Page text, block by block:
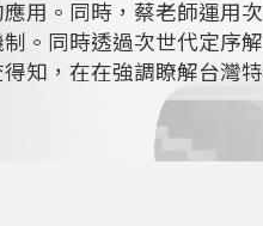
用。同時，蔡老師運用
。同時透過次世代定序
知，在在強調瞭解台灣